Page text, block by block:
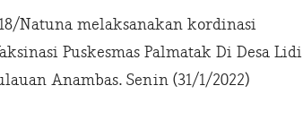
Natuna melaksanakan kordinasi
Puskesmas Palmatak Di Desa Lidi
Anambas. Senin (31/1/2022)